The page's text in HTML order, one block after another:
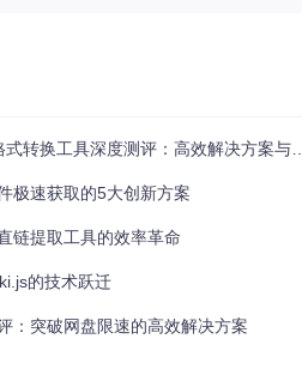
式
工具深度测评：高效解决方案与全场景适配指南
极速获取的5大创新方案
链提取工具的效率革命
的技术跃迁
：突破网盘限速的高效解决方案